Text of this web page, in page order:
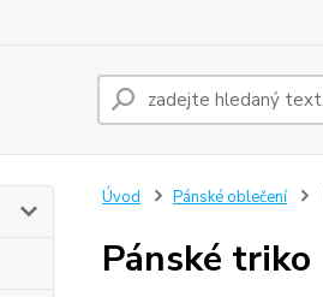
Úvod Pánské oblečení
Pánské triko